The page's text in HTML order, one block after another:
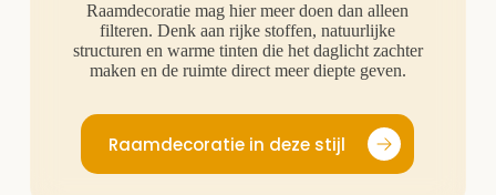
Raamdecoratie mag hier meer doen dan alleen
filteren. Denk aan rijke stoffen, natuurlijke
structuren en warme tinten die het daglicht zachter
maken en de ruimte direct meer diepte geven.
Raamdecoratie in deze stijl